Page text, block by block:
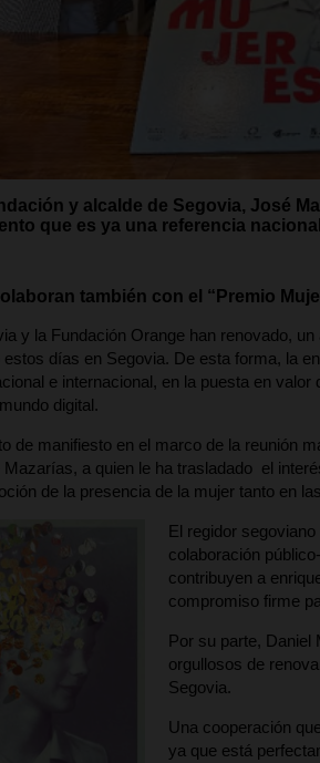
y alcalde de Segovia, José
que es ya una referencia
también con el “Premio
y la Fundación Orange han renovado,
días en Segovia. De esta forma, la
e internacional, en la puesta en
digital.
de manifiesto en el marco de la reunión
a quien le ha trasladado el
de la presencia de la mujer tanto en
El regidor
colaboración
contribuyen a
compromiso firme
Por su parte, Daniel
orgullosos de
Segovia.
Una cooperación
ya que está